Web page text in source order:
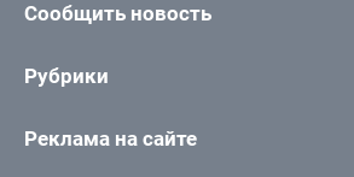
Сообщить новость
Рубрики
Реклама на сайте